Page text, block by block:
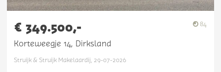
€ 349.500,- 84
Korteweegje 14, Dirksland
Struijk & Struijk Makelaardij, 29-07-2026